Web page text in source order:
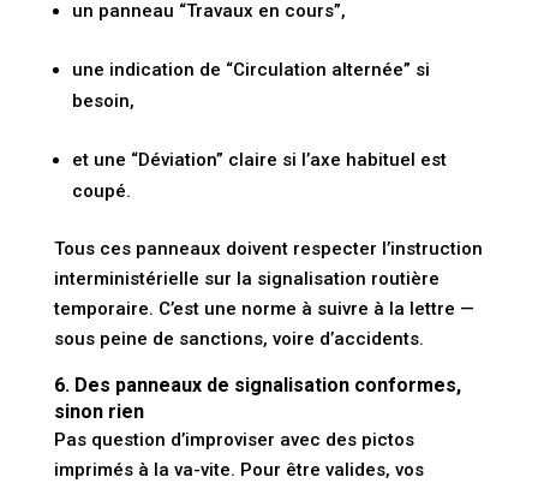
un panneau “Travaux en cours”,
une indication de “Circulation alternée” si
besoin,
et une “Déviation” claire si l’axe habituel est
coupé.
Tous ces panneaux doivent respecter l’instruction
interministérielle sur la signalisation routière
temporaire. C’est une norme à suivre à la lettre —
sous peine de sanctions, voire d’accidents.
6. Des panneaux de signalisation conformes,
sinon rien
Pas question d’improviser avec des pictos
imprimés à la va-vite. Pour être valides, vos